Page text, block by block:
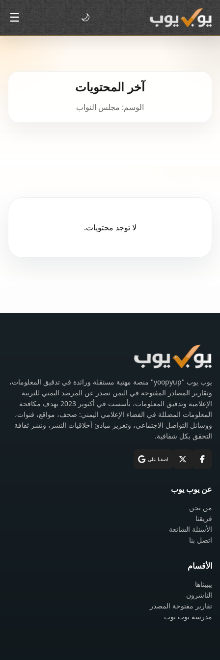
🌙
☰
آخر المحتويات
الوسم: مجلس النواب
لا توجد محتويات.
يوب يوب "yoopyup" منصة مهنية مستقلة ورائدة في تدقيق المعلومات،
وتقارير المصادر المفتوحة في اليمن تصدر عن المرصد اليمني للتربية
الإعلامية وتدقيق المعلومات، تأسست في أكتوبر 2023 بهدف مكافحة
المعلومات المضللة في الفضاء الإعلامي اليمني: صحف، مواقع، قنوات،
ووسائل التواصل الاجتماعي، وتعزيز مبادئ أخلاقيات النشر، ونشر ثقافة
التحقق بكل شفافية.
اضفنا على
عن يوب يوب
من نحن
فريقنا
الأسئلة الشائعة
اتصل بنا
الأقسام
يبيبناها
الناشرون
تقارير مفتوحة المصدر
مدرسة يوب يوب